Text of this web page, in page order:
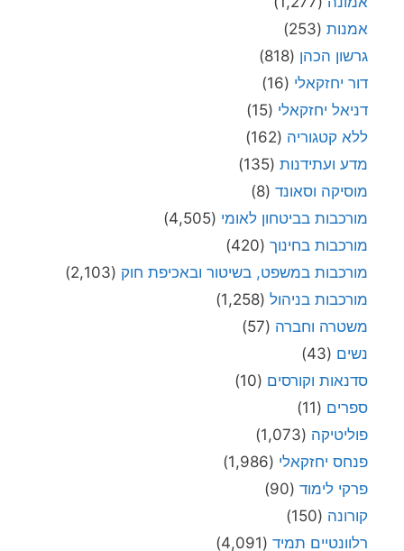
אמנות (253)
גרשון הכהן (818)
דור יחזקאלי (16)
דניאל יחזקאלי (15)
ללא קטגוריה (162)
מדע ועתידנות (135)
מוסיקה וסאונד (8)
מורכבות בביטחון לאומי (4,505)
מורכבות בחינוך (420)
מורכבות במשפט, בשיטור ובאכיפת חוק (2,103)
מורכבות בניהול (1,258)
משטרה וחברה (57)
נשים (43)
סדנאות וקורסים (10)
ספרים (11)
פוליטיקה (1,073)
פנחס יחזקאלי (1,986)
פרקי לימוד (90)
קורונה (150)
רלוונטיים תמיד (4,091)